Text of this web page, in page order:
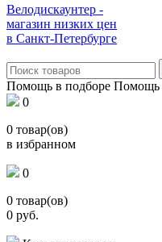
Велодискаунтер -
магазин низких цен
в Санкт-Петербурге
Помощь в подборе Помощь
0
0 товар(ов)
в избранном
0
0 товар(ов)
0 руб.